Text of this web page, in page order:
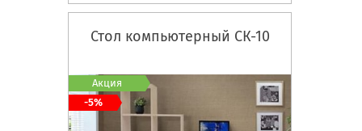
Стол компьютерный СК-10
Акция
-5%